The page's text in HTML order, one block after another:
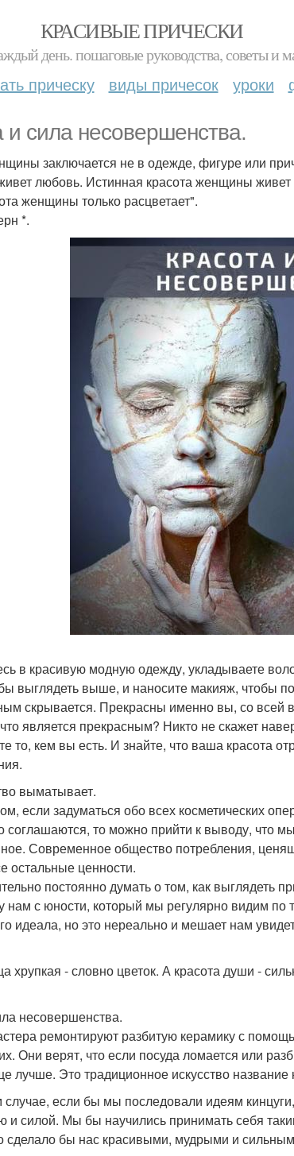
КРАСИВЫЕ ПРИЧЕСКИ
день. пошаговые руководства, советы и
прическу виды причесок уроки
и сила несовершенства.
заключается не в одежде, фигуре или
любовь. Истинная красота женщины
женщины только расцветает".
*.
в красивую модную одежду, укладываете
выглядеть выше, и наносите макияж, чтобы
скрывается. Прекрасны именно вы, со всей
является прекрасным? Никто не скажет
то, кем вы есть. И знайте, что ваша красота
выматывает.
если задуматься обо всех косметических
соглашаются, то можно прийти к выводу, что
Современное общество потребления,
остальные ценности.
постоянно думать о том, как выглядеть
нам с юности, который мы регулярно видим по
идеала, но это нереально и мешает нам
хрупкая - словно цветок. А красота души -
несовершенства.
ремонтируют разбитую керамику с
Они верят, что если посуда ломается или
лучше. Это традиционное искусство название
случае, если бы мы последовали идеям
и силой. Мы бы научились принимать себя
сделало бы нас красивыми, мудрыми и